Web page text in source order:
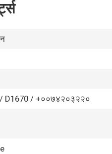
D1670 / +००७४२०३२२०